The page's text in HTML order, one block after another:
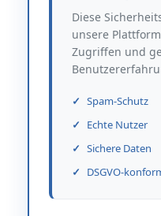
Diese
unsere
Zugriffen und
Spam-Schutz
Echte Nutzer
Sichere Daten
DSGVO-